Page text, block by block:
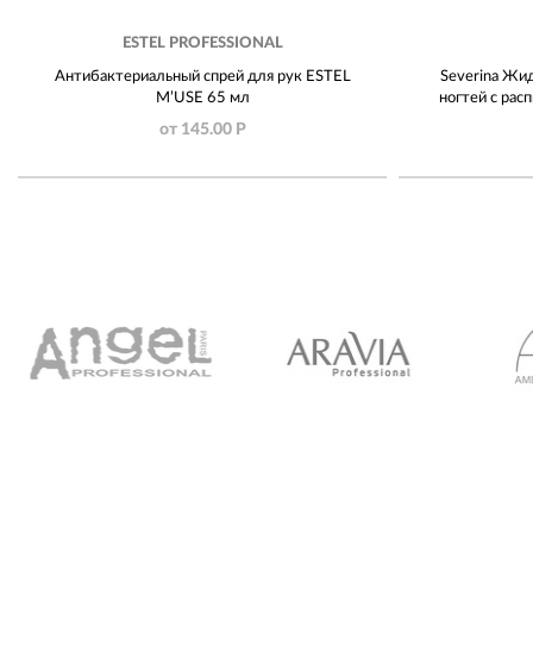
ESTEL PROFESSIONAL
Антибактериальный спрей для рук ESTEL
M’USE 65 мл
от 145.00 Р
Severina
ногтей с